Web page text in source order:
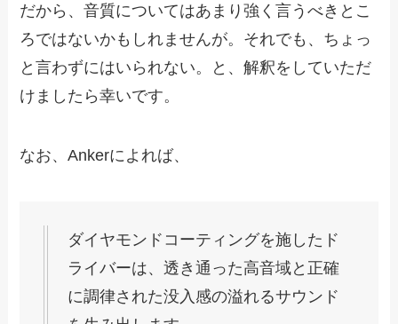
だから、音質についてはあまり強く言うべきとこ
ろではないかもしれませんが。それでも、ちょっ
と言わずにはいられない。と、解釈をしていただ
けましたら幸いです。
なお、Ankerによれば、
ダイヤモンドコーティングを施したド
ライバーは、透き通った高音域と正確
に調律された没入感の溢れるサウンド